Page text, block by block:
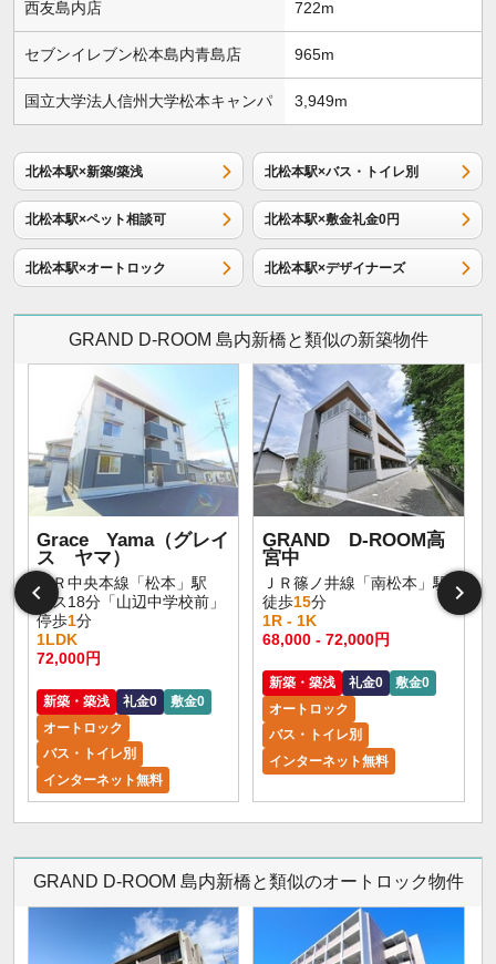
西友島内店 722m
セブンイレブン松本島内青島店 965m
国立大学法人信州大学松本キャンパ 3,949m
北松本駅×新築/築浅 北松本駅×バス・トイレ別
北松本駅×ペット相談可 北松本駅×敷金礼金0円
北松本駅×オートロック 北松本駅×デザイナーズ
GRAND D-ROOM 島内新橋と類似の新築物件
Grace Yama（グレイ
ス ヤマ）
ＪＲ中央本線「松本」駅
バス18分「山辺中学校前」
停歩1分
1LDK
72,000円
新築・築浅 礼金0
敷金0
オートロック
バス・トイレ別
インターネット無料
GRAND D-ROOM高
宮中
ＪＲ篠ノ井線「南松本」駅
徒歩15分
1R - 1K
68,000 - 72,000円
新築・築浅 礼金0
敷金0
オートロック
バス・トイレ別
インターネット無料
GRAND D-ROOM 島内新橋と類似のオートロック物件